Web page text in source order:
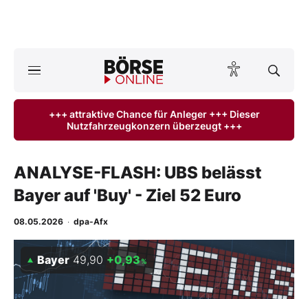
ktuelle Ausgabe BÖRSE ONLINE lesen
Finanz-Check
Abo & Shop
BO-Musterdepots
+++ attraktive Chance für Anleger +++ Dieser
Nutzfahrzeugkonzern überzeugt +++
ANALYSE-FLASH: UBS belässt
Bayer auf 'Buy' - Ziel 52 Euro
08.05.2026 · dpa-Afx
Bayer 49,90 +0,93%